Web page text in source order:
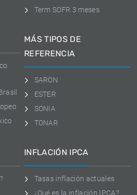
Term SOFR 3 meses
MÁS TIPOS DE
REFERENCIA
SARON
ESTER
SONIA
TONAR
INFLACIÓN IPCA
Tasas inflación actuales
¿Qué es la inflación IPCA?